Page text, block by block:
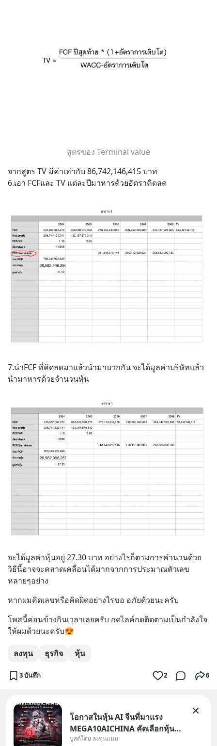
สูตรของ Terminal value
จากสูตร TV มีค่าเท่ากับ 86,742,146,415 บาท
6.เอา FCFและ TV แต่ละปีมาหารด้วยอัตราคิดลด
7.นำFCF ที่คิดลดมาแล้วนำมาบวกกัน จะได้มูลค่าบริษัทแล้ว
นำมาหารด้วยจำนวนหุ้น
จะได้มูลค่าหุ้นอยู่ 27.30 บาท อย่างไรก็ตามการคำนวนด้วย
วิธีนี้อาจจะคลาดเคลื่อนได้มากจากการประมาณตัวเลข
หลายๆอย่าง
หากผมคิดเลขหรือคิดผิดอย่างไรขอ อภัยด้วยนะครับ
โพสนี้ค่อนข้างกินเวลาเลยครับ กดไลค์กดติดตามเป็นกำลังใจ
ให้ผมด้วยนะครับ😍
ลงทุน ธุรกิจ หุ้น
3 บันทึก 2 6
โอกาสในหุ้น AI จีนที่มาแรง
MEGA10AICHINA คัดเลือกหุ้น
ใหม่ 9 ตัว เข้ากองทุน.. ครอบคลุม
บูสต์โดย ลงทุนแมน